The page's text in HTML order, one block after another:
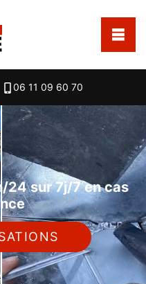
06 11 09 60 70
24 sur 7j/7 en cas